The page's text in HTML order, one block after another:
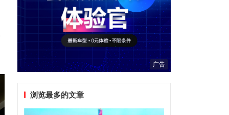
广告
浏览最多的文章